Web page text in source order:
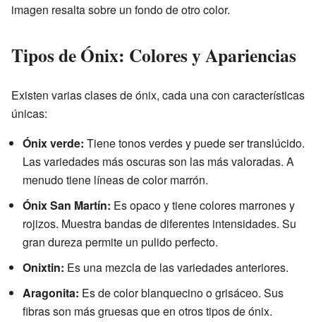
imagen resalta sobre un fondo de otro color.
Tipos de Ónix: Colores y Apariencias
Existen varias clases de ónix, cada una con características
únicas:
Ónix verde: Tiene tonos verdes y puede ser translúcido.
Las variedades más oscuras son las más valoradas. A
menudo tiene líneas de color marrón.
Ónix San Martín: Es opaco y tiene colores marrones y
rojizos. Muestra bandas de diferentes intensidades. Su
gran dureza permite un pulido perfecto.
Onixtin: Es una mezcla de las variedades anteriores.
Aragonita: Es de color blanquecino o grisáceo. Sus
fibras son más gruesas que en otros tipos de ónix.